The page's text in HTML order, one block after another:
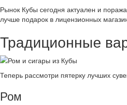
Рынок Кубы сегодня актуален и
лучше подарок в лицензионных
Традиционные
Теперь рассмотри пятерку лучших
Ром